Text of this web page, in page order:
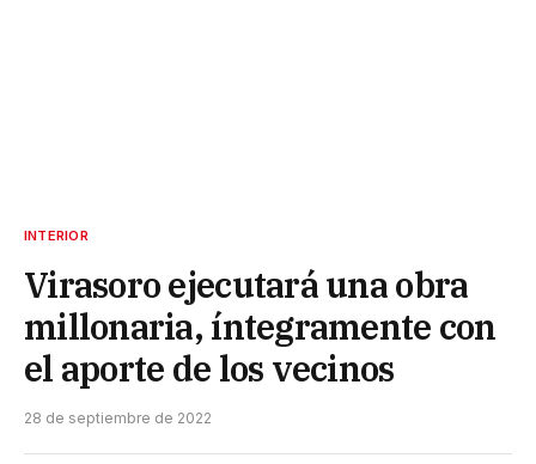
INTERIOR
Virasoro ejecutará una obra
millonaria, íntegramente con
el aporte de los vecinos
28 de septiembre de 2022